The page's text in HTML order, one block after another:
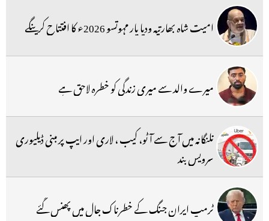
امیت شاہ بھارتیہ ودیا پار مہوتسو 2026ء کا افتتاح کرینگے
میرے والد سے میری زندگی کو خطرہ لاحق ہے
تلنگانہ میں آج سے آٹو، کیب ، لاری اور ایپ پر مبنی ڈیلیوری
سرویس بند
ٹرمپ ایران جنگ کے خطرناک جال میں پھنس گئے